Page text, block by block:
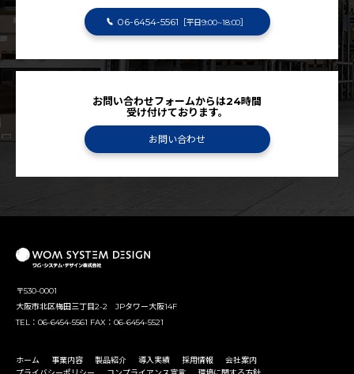
06-6454-5561 ［平日9:00~18:00］
お問い合わせフォームからは24時間
受け付けております。
お問い合わせ
〒530-0001
大阪市北区梅田三丁目2-2 JPタワー大阪14F
TEL：06-6454-5561 FAX：06-6454-5521
ホーム 事業内容 製品紹介 導入実績 採用情報
会社案内